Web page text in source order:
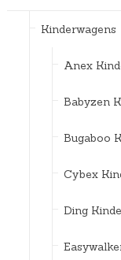
Kinderwagens
Anex
Babyzen
Bugaboo
Cybex
Ding